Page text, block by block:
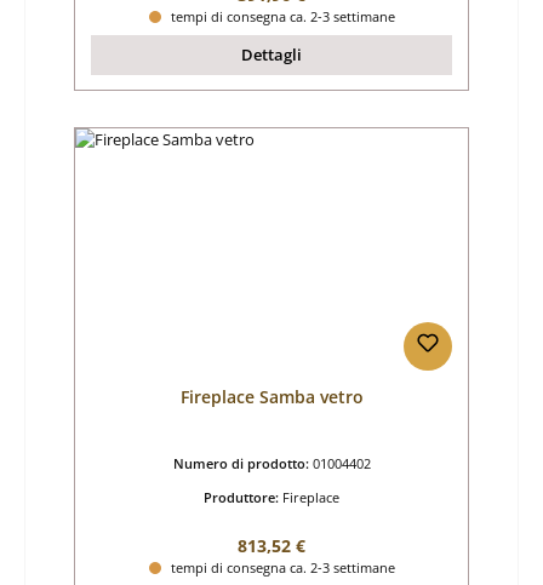
tempi di consegna ca. 2-3 settimane
Dettagli
Fireplace Samba vetro
Numero di prodotto: 01004402
Produttore: Fireplace
Prezzo normale:
813,52 €
tempi di consegna ca. 2-3 settimane